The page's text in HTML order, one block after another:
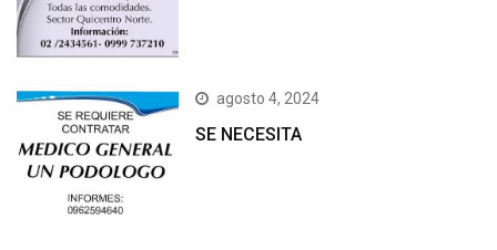
agosto 4, 2024
SE NECESITA